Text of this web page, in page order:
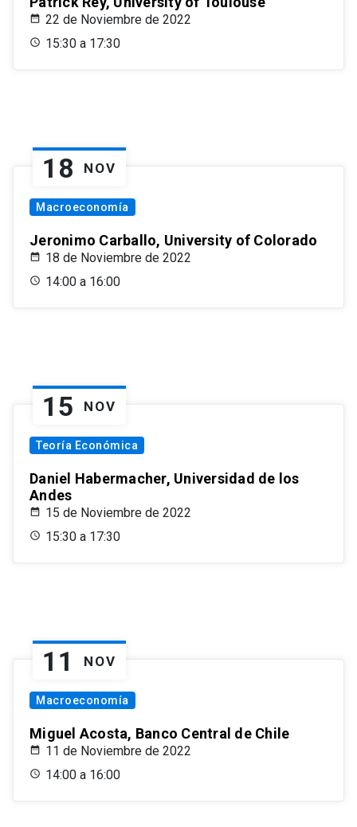
22 de Noviembre de 2022
15:30 a 17:30
18 NOV
Macroeconomía
Jeronimo Carballo, University of Colorado
18 de Noviembre de 2022
14:00 a 16:00
15 NOV
Teoría Económica
Daniel Habermacher, Universidad de los
Andes
15 de Noviembre de 2022
15:30 a 17:30
11 NOV
Macroeconomía
Miguel Acosta, Banco Central de Chile
11 de Noviembre de 2022
14:00 a 16:00